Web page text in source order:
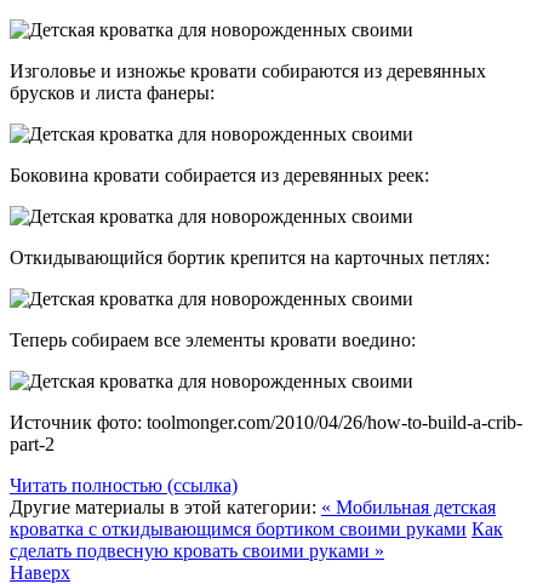
Изголовье и изножье кровати собираются из деревянных
брусков и листа фанеры:
Боковина кровати собирается из деревянных реек:
Откидывающийся бортик крепится на карточных петлях:
Теперь собираем все элементы кровати воедино:
Источник фото: toolmonger.com/2010/04/26/how-to-build-a-crib-
part-2
Читать полностью (ссылка)
Другие материалы в этой категории: « Мобильная детская
кроватка с откидывающимся бортиком своими руками Как
сделать подвесную кровать своими руками »
Наверх